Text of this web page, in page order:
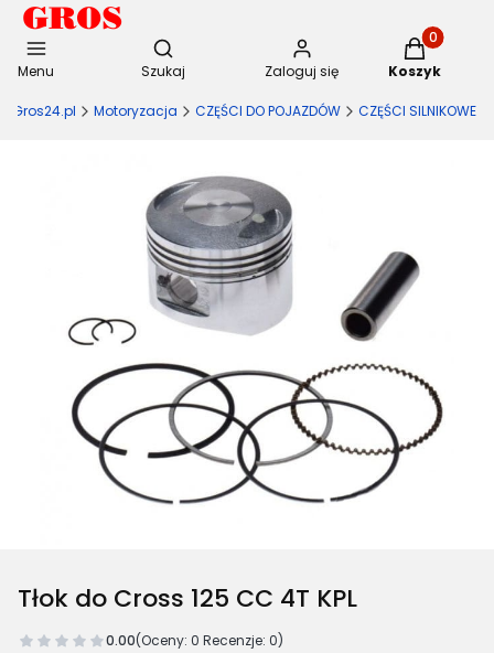
Menu
Otwórz wyszukiwarkę
Szukaj Zaloguj się
Produkty
Koszyk
Gros24.pl Motoryzacja CZĘŚCI DO POJAZDÓW CZĘŚCI SILNIKOWE
Tłok do Cross 125 CC 4T KPL
0.00(Oceny: 0 Recenzje: 0)